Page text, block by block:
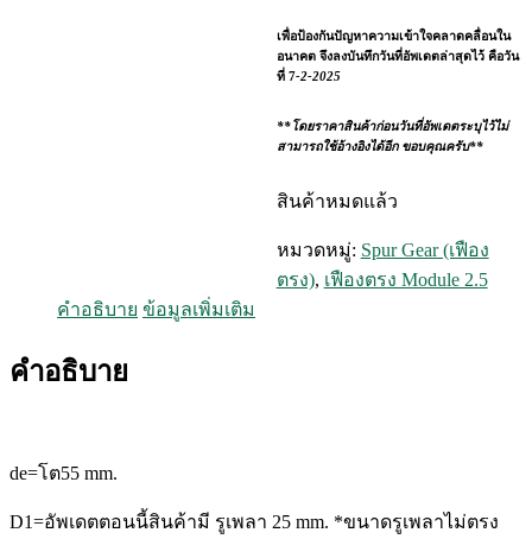
เพื่อป้องกันปัญหาความเข้าใจคลาดคลื่อนใน
อนาคต จึงลงบันทึกวันที่อัพเดตล่าสุดไว้ คือวัน
ที่ 7-2-2025
**โดยราคาสินค้าก่อนวันที่อัพเดตระบุไว้ไม่
สามารถใช้อ้างอิงได้อีก ขอบคุณครับ**
สินค้าหมดแล้ว
หมวดหมู่: Spur Gear (เฟือง
ตรง), เฟืองตรง Module 2.5
คำอธิบาย ข้อมูลเพิ่มเติม
คำอธิบาย
de=โต55 mm.
D1=อัพเดตตอนนี้สินค้ามี รูเพลา 25 mm. *ขนาดรูเพลาไม่ตรง